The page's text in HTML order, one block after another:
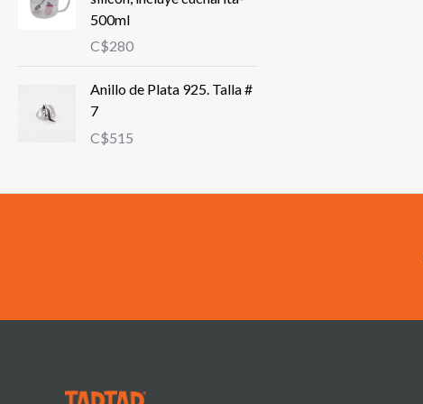
500ml
C$280
Anillo de Plata 925. Talla #
7
C$515